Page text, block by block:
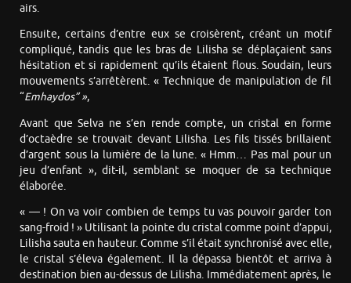
airs.
Ensuite, certains d’entre eux se croisèrent, créant un motif
compliqué, tandis que les bras de Lilisha se déplaçaient sans
hésitation et si rapidement qu’ils étaient flous. Soudain, leurs
mouvements s’arrêtèrent. « Technique de manipulation de fil
“Emhaydos” »,
Avant que Selva ne s’en rende compte, un cristal en forme
d’octaèdre se trouvait devant Lilisha. Les fils tissés brillaient
d’argent sous la lumière de la lune. « Hmm… Pas mal pour un
jeu d’enfant », dit-il, semblant se moquer de sa technique
élaborée.
« — ! On va voir combien de temps tu vas pouvoir garder ton
sang-froid ! » Utilisant la pointe du cristal comme point d’appui,
Lilisha sauta en hauteur. Comme s’il était synchronisé avec elle,
le cristal s’éleva également. Il la dépassa bientôt et arriva à
destination bien au-dessus de Lilisha. Immédiatement après, le